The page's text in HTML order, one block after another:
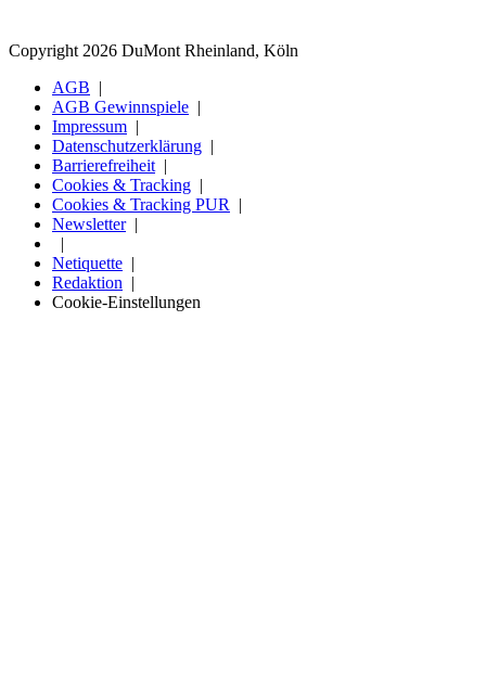
Copyright 2026 DuMont Rheinland, Köln
AGB
AGB Gewinnspiele
Impressum
Datenschutzerklärung
Barrierefreiheit
Cookies & Tracking
Cookies & Tracking PUR
Newsletter
Netiquette
Redaktion
Cookie-Einstellungen